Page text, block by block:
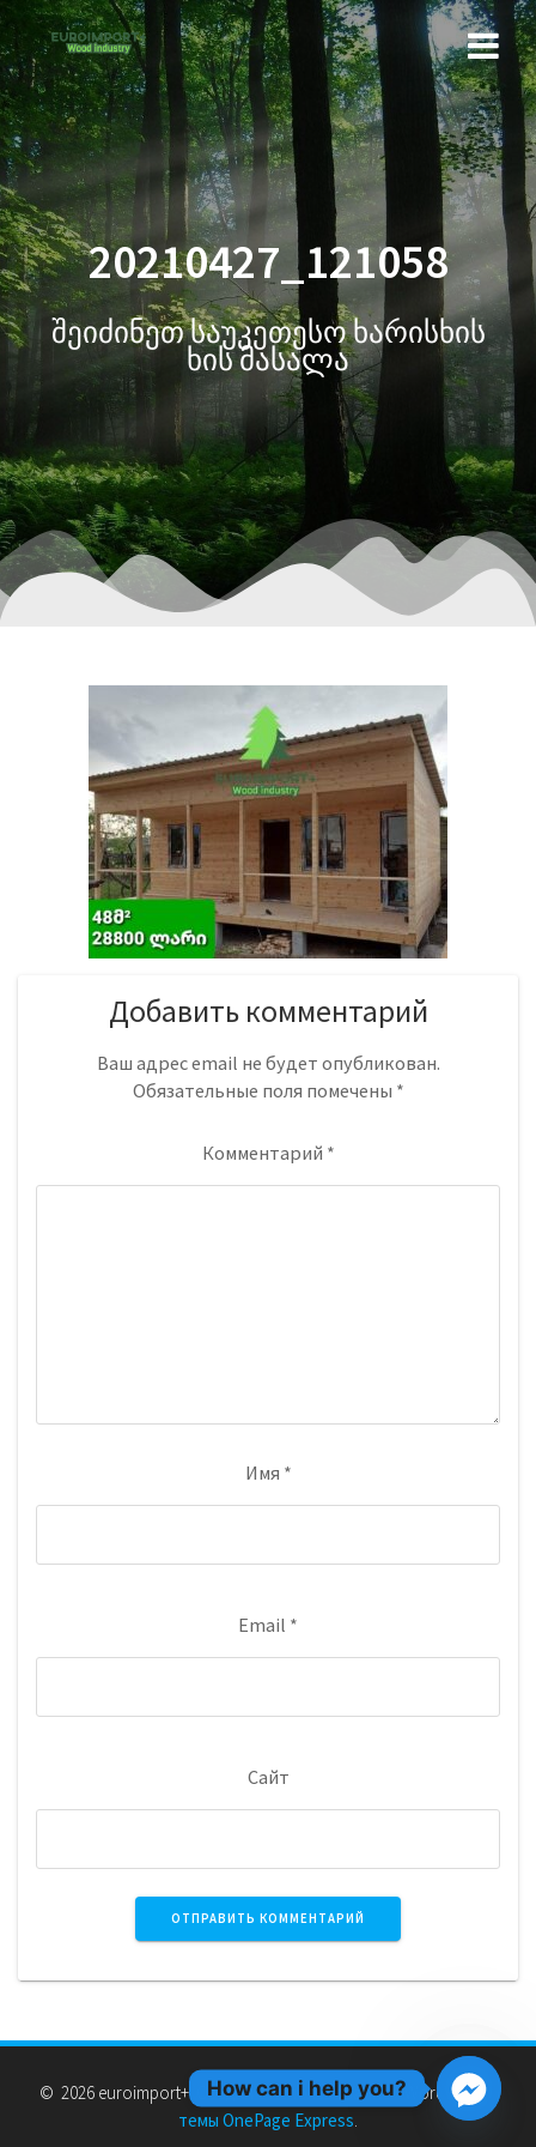
20210427_121058
შეიძინეთ საუკეთესო ხარისხის
ხის მასალა
Добавить комментарий
Ваш адрес email не будет опубликован.
Обязательные поля помечены *
Комментарий *
Имя *
Email *
Сайт
© 2026 euroimport+. Создан с использованием WordPress и
темы OnePage Express
How can i help you?